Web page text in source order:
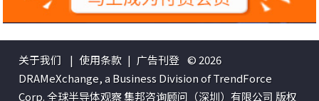
关于我们 | 使用条款 | 广告刊登 © 2026
DRAMeXchange, a Business Division of TrendForce
Corp. 全球半导体观察 集邦咨询顾问（深圳）有限公司 版权